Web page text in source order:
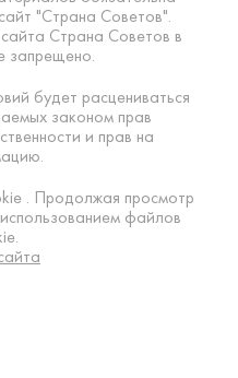
"Страна Советов".
Страна Советов в
запрещено.
будет расцениваться
законом прав
и прав на
. Продолжая просмотр
файлов